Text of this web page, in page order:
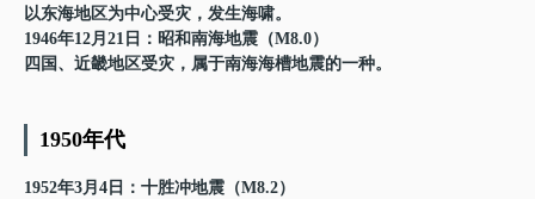
以东海地区为中心受灾，发生海啸。
1946年12月21日：昭和南海地震（M8.0）
四国、近畿地区受灾，属于南海海槽地震的一种。
1950年代
1952年3月4日：十胜冲地震（M8.2）